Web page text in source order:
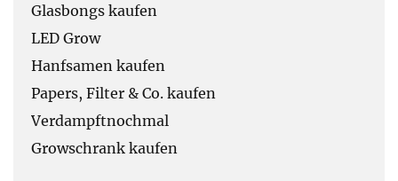
Glasbongs kaufen
LED Grow
Hanfsamen kaufen
Papers, Filter & Co. kaufen
Verdampftnochmal
Growschrank kaufen